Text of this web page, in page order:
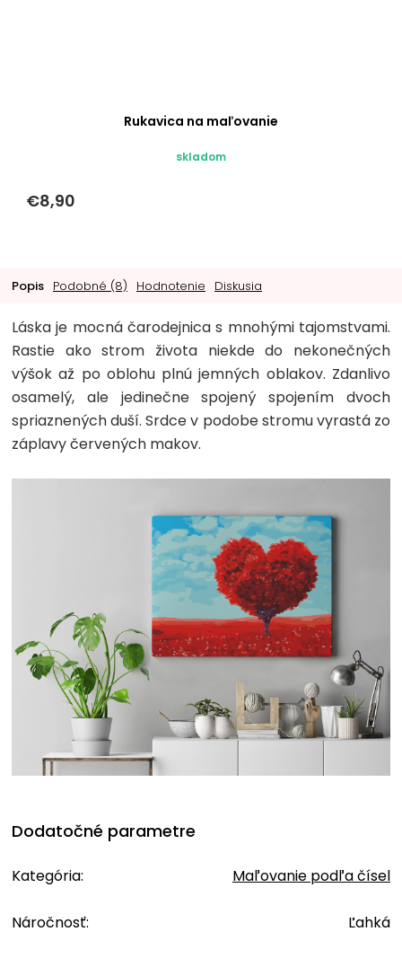
Rukavica na maľovanie
skladom
€8,90
Popis Podobné (8) Hodnotenie Diskusia
Láska je mocná čarodejnica s mnohými tajomstvami.
Rastie ako strom života niekde do nekonečných
výšok až po oblohu plnú jemných oblakov. Zdanlivo
osamelý, ale jedinečne spojený spojením dvoch
spriaznených duší. Srdce v podobe stromu vyrastá zo
záplavy červených makov.
Dodatočné parametre
Kategória: Maľovanie podľa čísel
Náročnosť: Ľahká